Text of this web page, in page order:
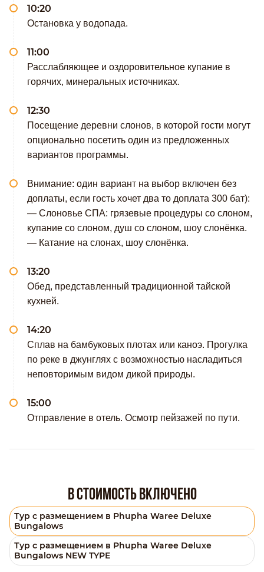
10:20
Остановка у водопада.
11:00
Расслабляющее и оздоровительное купание в
горячих, минеральных источниках.
12:30
Посещение деревни слонов, в которой гости могут
опционально посетить один из предложенных
вариантов программы.
Внимание: один вариант на выбор включен без
доплаты, если гость хочет два то доплата 300 бат):
— Слоновье СПА: грязевые процедуры со слоном,
купание со слоном, душ со слоном, шоу слонёнка.
— Катание на слонах, шоу слонёнка.
13:20
Обед, представленный традиционной тайской
кухней.
14:20
Сплав на бамбуковых плотах или каноэ. Прогулка
по реке в джунглях с возможностью насладиться
неповторимым видом дикой природы.
15:00
Отправление в отель. Осмотр пейзажей по пути.
В стоимость включено
Тур с размещением в Phupha Waree Deluxe
Bungalows
Тур с размещением в Phupha Waree Deluxe
Bungalows NEW TYPE